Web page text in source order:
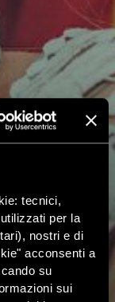
tecnici,
per la
nostri e di
acconsenti a
su
sui